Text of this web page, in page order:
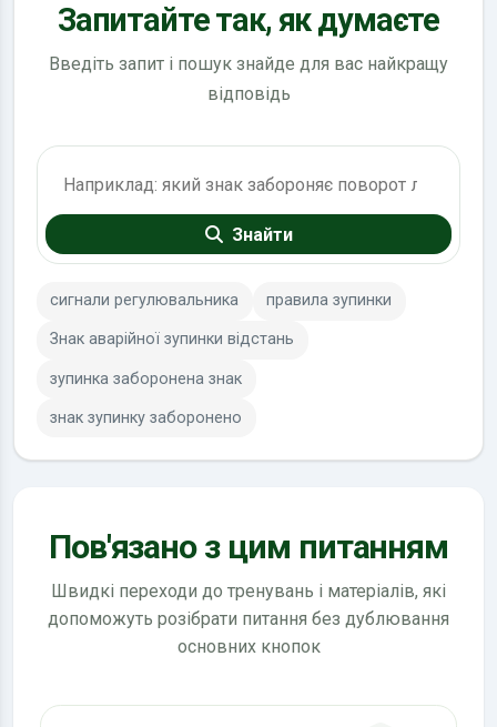
Запитайте так, як думаєте
Введіть запит і пошук знайде для вас найкращу
відповідь
Знайти
сигнали регулювальника правила зупинки
Знак аварійної зупинки відстань
зупинка заборонена знак
знак зупинку заборонено
Пов'язано з цим питанням
Швидкі переходи до тренувань і матеріалів, які
допоможуть розібрати питання без дублювання
основних кнопок